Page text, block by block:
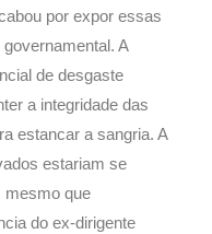
por expor essas
A
de desgaste
a integridade das
estancar a sangria. A
estariam se
mesmo que
do ex-dirigente